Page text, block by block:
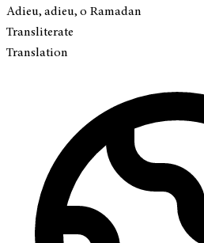
Adieu, adieu, o Ramadan
Transliterate
Translation